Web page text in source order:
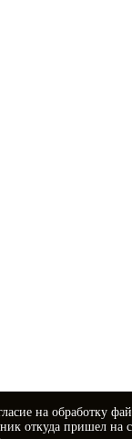
на обработку
откуда пришел